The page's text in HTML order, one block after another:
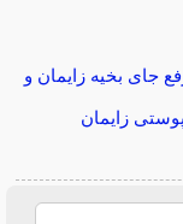
جای بخیه زایمان و
زایمان